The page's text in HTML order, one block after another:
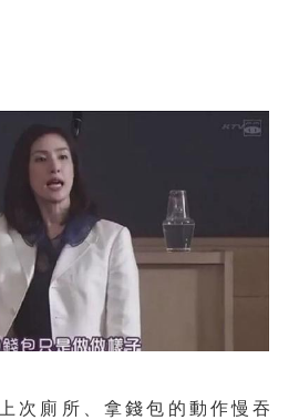
次廁所、拿錢包的動作慢吞